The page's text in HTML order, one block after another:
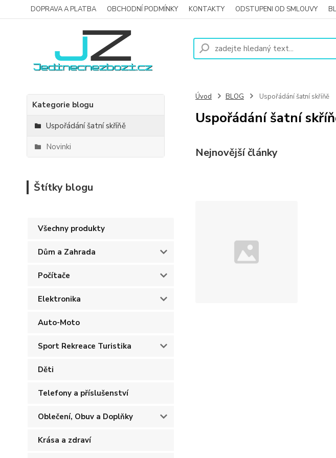
DOPRAVA A PLATBA OBCHODNÍ PODMÍNKY KONTAKTY ODSTUPENI OD SMLOUVY
Kategorie blogu
Uspořádání šatní skříňě
Novinki
Štítky blogu
Všechny produkty
Dům a Zahrada
Počítače
Elektronika
Auto-Moto
Sport Rekreace Turistika
Děti
Telefony a příslušenství
Oblečení, Obuv a Doplňky
Krása a zdraví
Úvod BLOG Uspořádání šatní skříňě
Uspořádání šatní
Nejnovější články